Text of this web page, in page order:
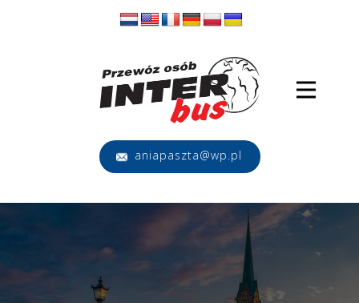
aniapaszta@wp.pl